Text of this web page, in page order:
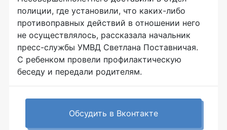
полиции, где установили, что каких-либо
противоправных действий в отношении него
не осуществлялось, рассказала начальник
пресс-службы УМВД Светлана Поставничая.
С ребенком провели профилактическую
беседу и передали родителям.
Обсудить в Вконтакте